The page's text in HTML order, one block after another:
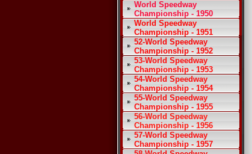
World Speedway
Championship - 1950
World Speedway
Championship - 1951
52-World Speedway
Championship - 1952
53-World Speedway
Championship - 1953
54-World Speedway
Championship - 1954
55-World Speedway
Championship - 1955
56-World Speedway
Championship - 1956
57-World Speedway
Championship - 1957